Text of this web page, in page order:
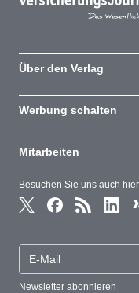
Besuchen Sie uns auch hier
Newsletter abonnieren
Über den Verlag
Werbung schalten
Mitarbeiten